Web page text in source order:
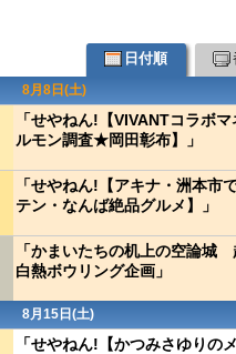
日付順
8月8日(土)
「せやねん!【VIVANTコラボ
ルモン調査★岡田彰布】」
「せやねん!【アキナ・洲本
テン・なんば絶品グルメ】」
「かまいたちの机上の空論城
白熱ボウリング企画」
8月15日(土)
「せやねん!【かつみさゆり